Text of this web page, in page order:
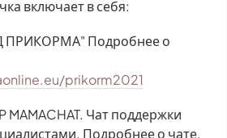
включает в себя:
ПРИКОРМА" Подробнее о
prikorm2021
MAMACHAT. Чат поддержки
Подробнее о чате.